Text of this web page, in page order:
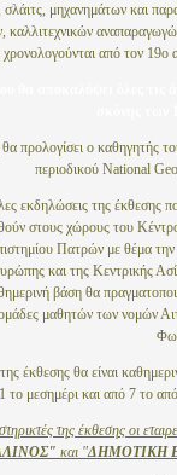
μηχανημάτων και
καλλιτεχνικών
από τον 19ο
προλογίσει ο καθηγητής
περιοδικού Natiοnal
εκδηλώσεις της έκθεσης
στους χώρους του
Πατρών με θέμα την
και της Κεντρικής
βάση θα
μαθητών των νομών
έκθεσης θα είναι
το μεσημέρι και από 7 το
της έκθεσης οι
και "ΔΗΜΟΤΙΚΗ